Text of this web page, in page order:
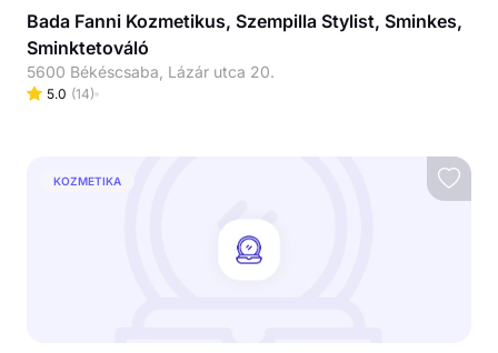
Bada Fanni Kozmetikus, Szempilla Stylist, Sminkes,
Sminktetováló
5600 Békéscsaba, Lázár utca 20.
5.0 (14)
KOZMETIKA